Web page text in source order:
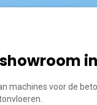
machines voor de